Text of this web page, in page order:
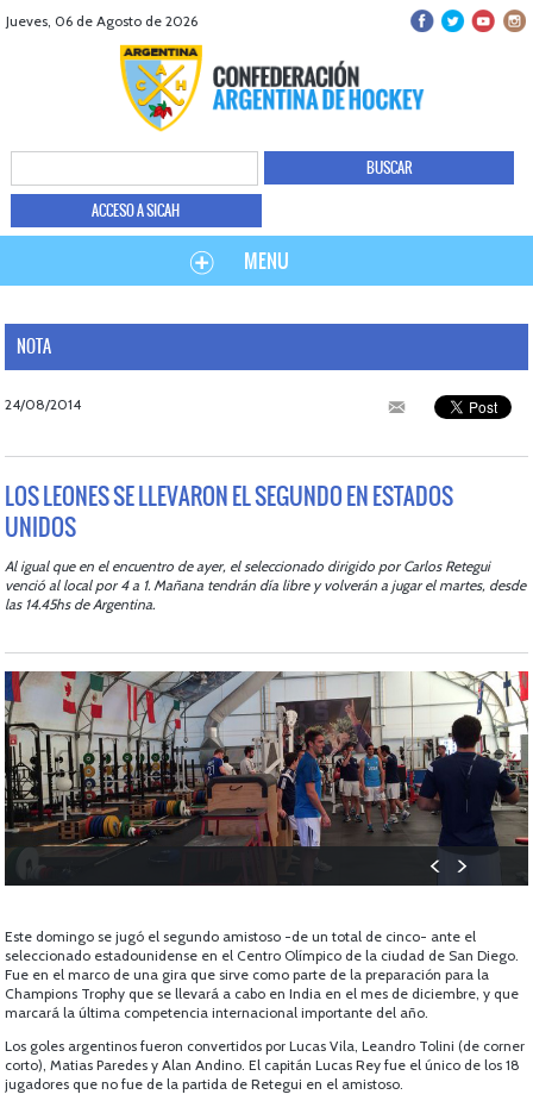
Jueves, 06 de Agosto de 2026
ACCESO A SICAH
MENU
NOTA
24/08/2014
LOS LEONES SE LLEVARON EL SEGUNDO EN ESTADOS
UNIDOS
Al igual que en el encuentro de ayer, el seleccionado dirigido por Carlos Retegui
venció al local por 4 a 1. Mañana tendrán día libre y volverán a jugar el martes, desde
las 14.45hs de Argentina.
Este domingo se jugó el segundo amistoso -de un total de cinco- ante el
seleccionado estadounidense en el Centro Olímpico de la ciudad de San Diego.
Fue en el marco de una gira que sirve como parte de la preparación para la
Champions Trophy que se llevará a cabo en India en el mes de diciembre, y que
marcará la última competencia internacional importante del año.
Los goles argentinos fueron convertidos por Lucas Vila, Leandro Tolini (de corner
corto), Matias Paredes y Alan Andino. El capitán Lucas Rey fue el único de los 18
jugadores que no fue de la partida de Retegui en el amistoso.